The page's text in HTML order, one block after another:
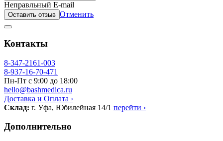
Неправльный E-mail
Оставить отзыв Отменить
Контакты
8-347-2161-003
8-937-16-70-471
Пн-Пт с 9:00 до 18:00
hello@bashmedica.ru
Доставка и Оплата ›
Склад: г. Уфа, Юбилейная 14/1 перейти ›
Дополнительно